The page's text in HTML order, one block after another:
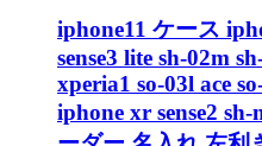
iphone11 ケース
sense3 lite sh-02m
xperia1 so-03l ace
iphone xr sense2